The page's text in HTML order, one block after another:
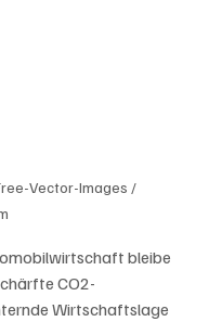
Vector-Images /
bleibe
CO2-
Wirtschaftslage